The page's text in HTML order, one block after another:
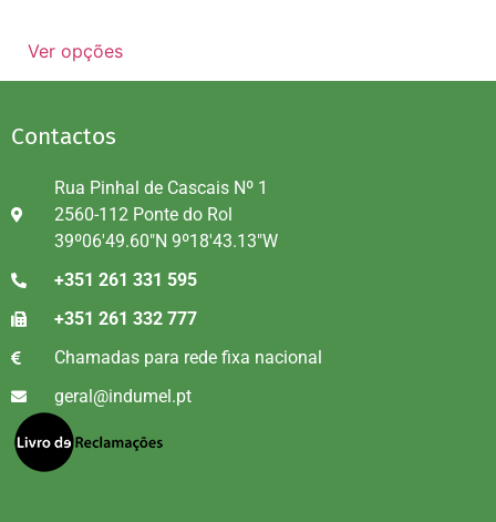
Ver opções
Contactos
Rua Pinhal de Cascais Nº 1
2560-112 Ponte do Rol
39º06'49.60"N 9º18'43.13"W
+351 261 331 595
+351 261 332 777
Chamadas para rede fixa nacional
geral@indumel.pt